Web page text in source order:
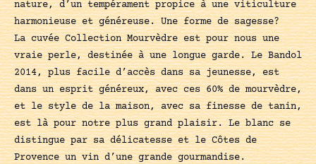
nature, d’un tempérament propice à une viticulture
harmonieuse et généreuse. Une forme de sagesse?
La cuvée Collection Mourvèdre est pour nous une
vraie perle, destinée à une longue garde. Le Bandol
2014, plus facile d’accès dans sa jeunesse, est
dans un esprit généreux, avec ces 60% de mourvèdre,
et le style de la maison, avec sa finesse de tanin,
est là pour notre plus grand plaisir. Le blanc se
distingue par sa délicatesse et le Côtes de
Provence un vin d’une grande gourmandise.